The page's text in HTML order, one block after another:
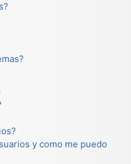
y como me puedo